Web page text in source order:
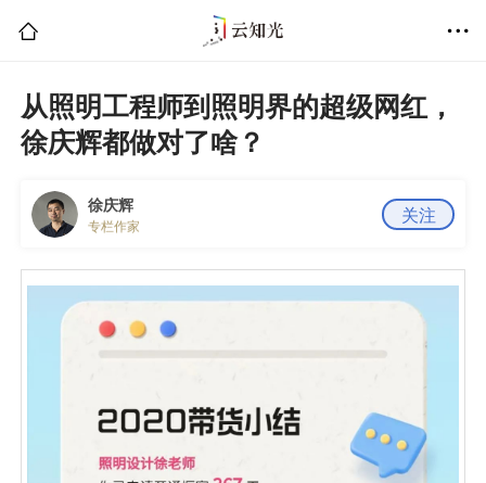
从照明工程师到照明界的超级网红，
徐庆辉都做对了啥？
徐庆辉
专栏作家 关注